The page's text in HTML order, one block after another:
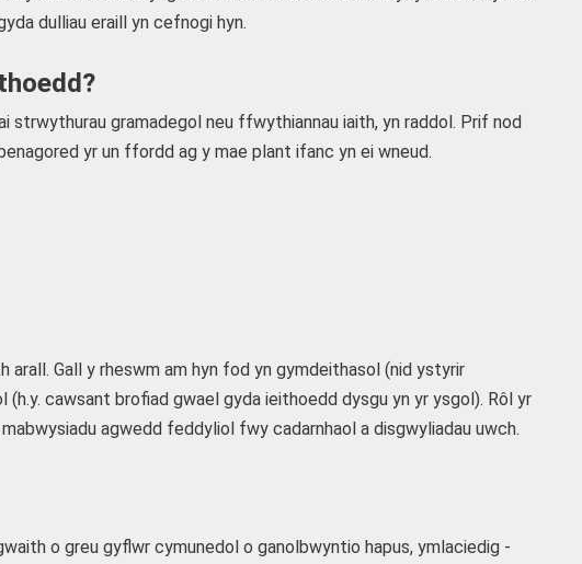
dulliau eraill yn cefnogi hyn.
strwythurau gramadegol neu ffwythiannau iaith, yn raddol. Prif nod
yr un ffordd ag y mae plant ifanc yn ei wneud.
Gall y rheswm am hyn fod yn gymdeithasol (nid ystyrir
cawsant brofiad gwael gyda ieithoedd dysgu yn yr ysgol). Rôl yr
agwedd feddyliol fwy cadarnhaol a disgwyliadau uwch.
o greu gyflwr cymunedol o ganolbwyntio hapus, ymlaciedig -